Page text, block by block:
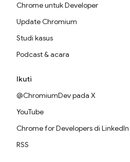
Chrome untuk Developer
Update Chromium
Studi kasus
Podcast & acara
Ikuti
@ChromiumDev pada X
YouTube
Chrome for Developers di LinkedIn
RSS